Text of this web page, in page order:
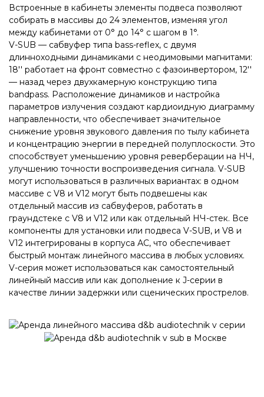
Встроенные в кабинеты элементы подвеса позволяют
собирать в массивы до 24 элементов, изменяя угол
между кабинетами от 0° до 14° с шагом в 1°.
V-SUB — сабвуфер типа bass-reflex, c двумя
длинноходными динамиками с неодимовыми магнитами:
18'' работает на фронт совместно с фазоинвертором, 12''
— назад через двухкамерную конструкцию типа
bandpass. Расположение динамиков и настройка
параметров излучения создают кардиоидную диаграмму
направленности, что обеспечивает значительное
снижение уровня звукового давления по тылу кабинета
и концентрацию энергии в передней полуплоскости. Это
способствует уменьшению уровня реверберации на НЧ,
улучшению точности воспроизведения сигнала. V-SUB
могут использоваться в различных вариантах: в одном
массиве с V8 и V12 могут быть подвешены как
отдельный массив из сабвуферов, работать в
граундстеке с V8 и V12 или как отдельный НЧ-стек. Все
компоненты для установки или подвеса V-SUB, и V8 и
V12 интегрированы в корпуса АС, что обеспечивает
быстрый монтаж линейного массива в любых условиях.
V-серия может использоваться как самостоятельный
линейный массив или как дополнение к J-серии в
качестве линии задержки или сценических прострелов.